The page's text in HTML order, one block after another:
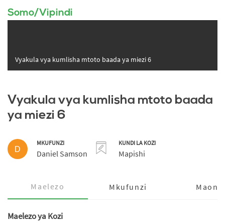
Somo/Vipindi
Vyakula vya kumlisha mtoto baada ya miezi 6
Vyakula vya kumlisha mtoto baada
ya miezi 6
D
MKUFUNZI
Daniel Samson
KUNDI LA KOZI
Mapishi
Maelezo Mkufunzi Maoni
Maelezo ya Kozi